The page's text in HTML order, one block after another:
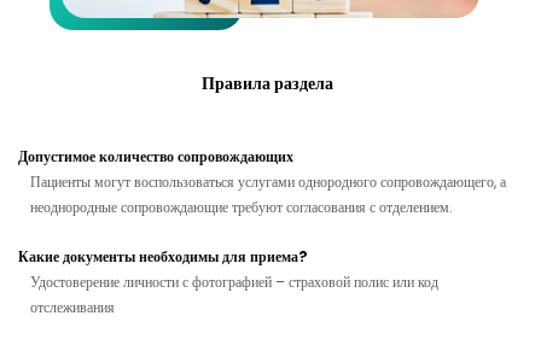
Правила раздела
Допустимое количество сопровождающих
Пациенты могут воспользоваться услугами однородного сопровождающего, а
неоднородные сопровождающие требуют согласования с отделением.
Какие документы необходимы для приема?
Удостоверение личности с фотографией – страховой полис или код
отслеживания